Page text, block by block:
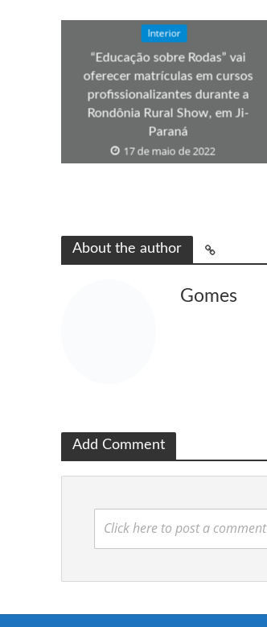
Interior
“Educação sobre Rodas” vai
oferecer matrículas em cursos
profissionalizantes durante a
Rondônia Rural Show, em Ji-
Paraná
17 de maio de 2022
About the author
Gomes
Add Comment
Click here to post a comment